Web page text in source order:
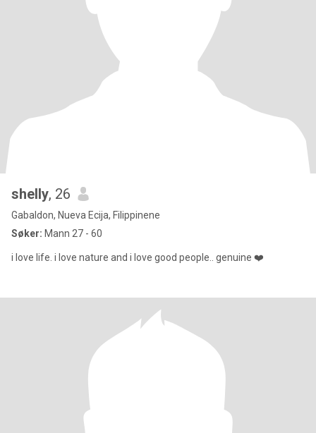
shelly, 26
Gabaldon, Nueva Ecija, Filippinene
Søker: Mann 27 - 60
i love life. i love nature and i love good people.. genuine ❤️